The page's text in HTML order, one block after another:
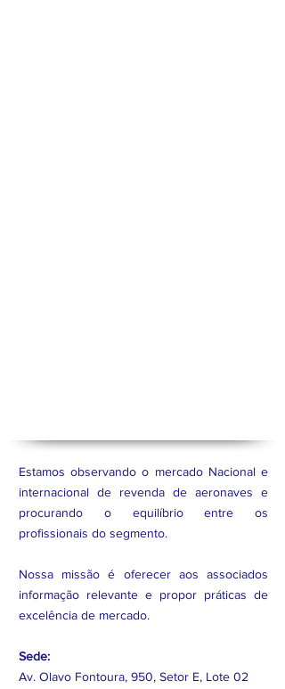
Estamos observando o mercado Nacional e
internacional de revenda de aeronaves e
procurando o equilíbrio entre os
profissionais do segmento.
Nossa missão é oferecer aos associados
informação relevante e propor práticas de
excelência de mercado.
Sede:
Av. Olavo Fontoura, 950, Setor E, Lote 02